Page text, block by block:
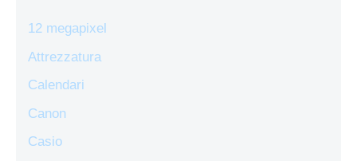
12 megapixel
Attrezzatura
Calendari
Canon
Casio